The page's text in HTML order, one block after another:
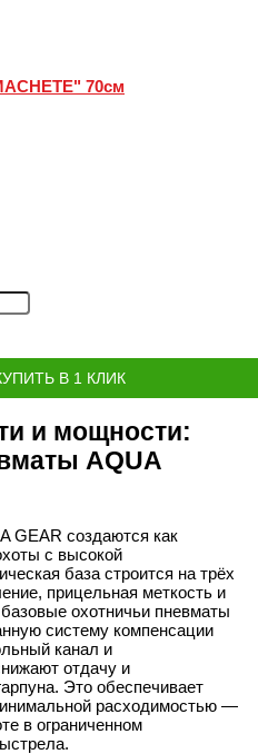
70см
В 1 КЛИК
и мощности:
AQUA
GEAR создаются как
с высокой
база строится на трёх
прицельная меткость и
охотничьи пневматы
систему компенсации
канал и
отдачу и
Это обеспечивает
расходимостью —
в ограниченном